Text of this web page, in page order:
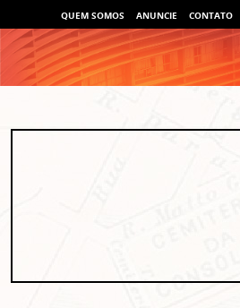
QUEM SOMOS ANUNCIE CONTATO